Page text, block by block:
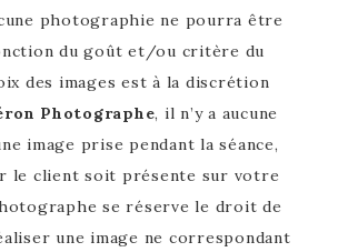
photographie ne pourra être
du goût et/ou critère du
des images est à la discrétion
Photographe, il n’y a aucune
image prise pendant la séance,
le client soit présente sur votre
se réserve le droit de
une image ne correspondant